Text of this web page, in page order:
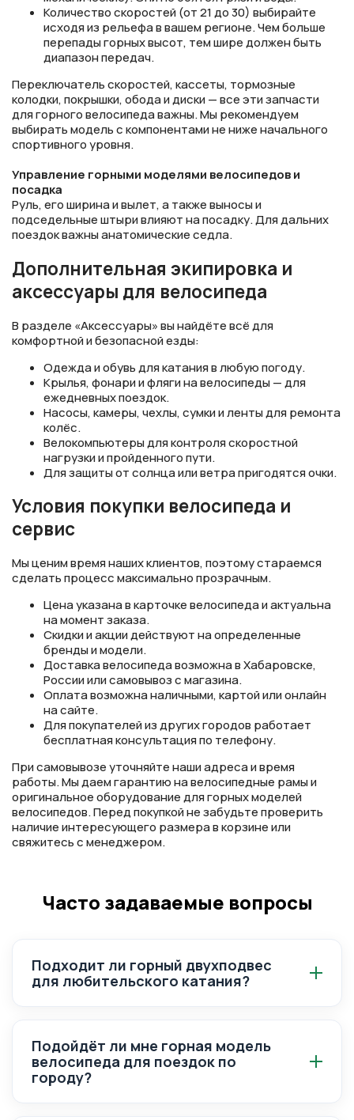
Количество скоростей (от 21 до 30) выбирайте
исходя из рельефа в вашем регионе. Чем больше
перепады горных высот, тем шире должен быть
диапазон передач.
Переключатель скоростей, кассеты, тормозные
колодки, покрышки, обода и диски — все эти запчасти
для горного велосипеда важны. Мы рекомендуем
выбирать модель с компонентами не ниже начального
спортивного уровня.
Управление горными моделями велосипедов и
посадка
Руль, его ширина и вылет, а также выносы и
подседельные штыри влияют на посадку. Для дальних
поездок важны анатомические седла.
Дополнительная экипировка и
аксессуары для велосипеда
В разделе «Аксессуары» вы найдёте всё для
комфортной и безопасной езды:
Одежда и обувь для катания в любую погоду.
Крылья, фонари и фляги на велосипеды — для
ежедневных поездок.
Насосы, камеры, чехлы, сумки и ленты для ремонта
колёс.
Велокомпьютеры для контроля скоростной
нагрузки и пройденного пути.
Для защиты от солнца или ветра пригодятся очки.
Условия покупки велосипеда и
сервис
Мы ценим время наших клиентов, поэтому стараемся
сделать процесс максимально прозрачным.
Цена указана в карточке велосипеда и актуальна
на момент заказа.
Скидки и акции действуют на определенные
бренды и модели.
Доставка велосипеда возможна в Хабаровске,
России или самовывоз с магазина.
Оплата возможна наличными, картой или онлайн
на сайте.
Для покупателей из других городов работает
бесплатная консультация по телефону.
При самовывозе уточняйте наши адреса и время
работы. Мы даем гарантию на велосипедные рамы и
оригинальное оборудование для горных моделей
велосипедов. Перед покупкой не забудьте проверить
наличие интересующего размера в корзине или
свяжитесь с менеджером.
Часто задаваемые вопросы
Подходит ли горный двухподвес
для любительского катания?
дороже.
Подойдёт ли мне горная модель
велосипеда для поездок по
городу?